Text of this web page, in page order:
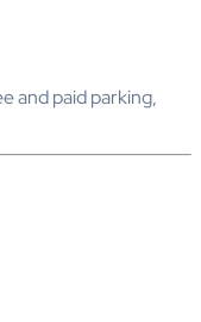
and paid parking,